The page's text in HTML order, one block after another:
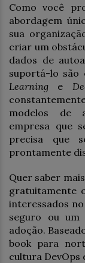
Como você
abordagem
sua
criar um
dados de
suportá-lo são
Learning e
modelos de
empresa que
precisa que
prontamente
Quer saber
gratuitamente
interessados
seguro ou
adoção.
book para
cultura DevOps